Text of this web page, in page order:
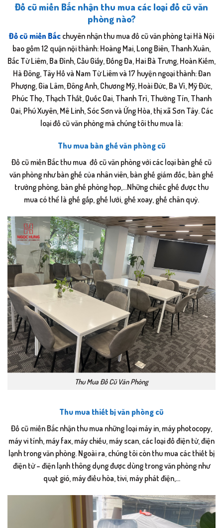
Đồ cũ miền Bắc nhận thu mua các loại đồ cũ văn
phòng nào?
Đồ cũ miền Bắc chuyên nhận thu mua đồ cũ văn phòng tại Hà Nội
bao gồm 12 quận nội thành: Hoàng Mai, Long Biên, Thanh Xuân,
Bắc Từ Liêm, Ba Đình, Cầu Giấy, Đống Đa, Hai Bà Trưng, Hoàn Kiếm,
Hà Đông, Tây Hồ và Nam Từ Liêm và 17 huyện ngoại thành: Đan
Phượng, Gia Lâm, Đông Anh, Chương Mỹ, Hoài Đức, Ba Vì, Mỹ Đức,
Phúc Thọ, Thạch Thất, Quốc Oai, Thanh Trì, Thường Tín, Thanh
Oai, Phú Xuyên, Mê Linh, Sóc Sơn và Ứng Hòa, thị xã Sơn Tây. Các
loại đồ cũ văn phòng mà chúng tôi thu mua là:
Thu mua bàn ghế văn phòng cũ
Đồ cũ miền Bắc thu mua đồ cũ văn phòng với các loại bàn ghế cũ
văn phòng như bàn ghế của nhân viên, bàn ghế giám đốc, bàn ghế
trưởng phòng, bàn ghế phòng họp,…Những chiếc ghế được thu
mua có thể là ghế gấp, ghế lưới, ghế xoay, ghế chân quỳ.
Thu Mua Đồ Cũ Văn Phòng
Thu mua thiết bị văn phòng cũ
Đồ cũ miền Bắc nhận thu mua những loại máy in, máy photocopy,
máy vi tính, máy fax, máy chiếu, máy scan, các loại đồ điện tử, điện
lạnh trong văn phòng. Ngoài ra, chúng tôi còn thu mua các thiết bị
điện tử – điện lạnh thông dụng được dùng trong văn phòng như
quạt gió, máy điều hòa, tivi, máy phát điện,…